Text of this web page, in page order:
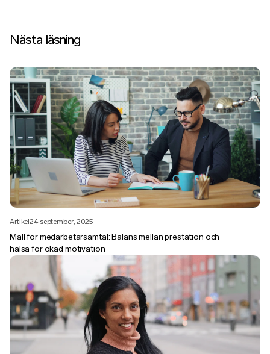
Nästa läsning
Artikel24 september, 2025
Mall för medarbetarsamtal: Balans mellan prestation och
hälsa för ökad motivation